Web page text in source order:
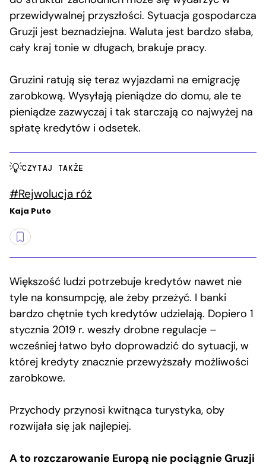
przewidywalnej przyszłości. Sytuacja gospodarcza
Gruzji jest beznadziejna. Waluta jest bardzo słaba,
cały kraj tonie w długach, brakuje pracy.
Gruzini ratują się teraz wyjazdami na emigrację
zarobkową. Wysyłają pieniądze do domu, ale te
pieniądze zazwyczaj i tak starczają co najwyżej na
spłatę kredytów i odsetek.
CZYTAJ TAKŻE
#Rejwolucja róż
Kaja Puto
Większość ludzi potrzebuje kredytów nawet nie
tyle na konsumpcję, ale żeby przeżyć. I banki
bardzo chętnie tych kredytów udzielają. Dopiero 1
stycznia 2019 r. weszły drobne regulacje –
wcześniej łatwo było doprowadzić do sytuacji, w
której kredyty znacznie przewyższały możliwości
zarobkowe.
Przychody przynosi kwitnąca turystyka, oby
rozwijała się jak najlepiej.
A to rozczarowanie Europą nie pociągnie Gruzji